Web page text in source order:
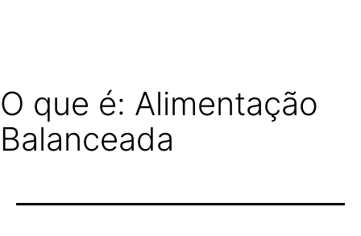
O que é: Alimentação
Balanceada